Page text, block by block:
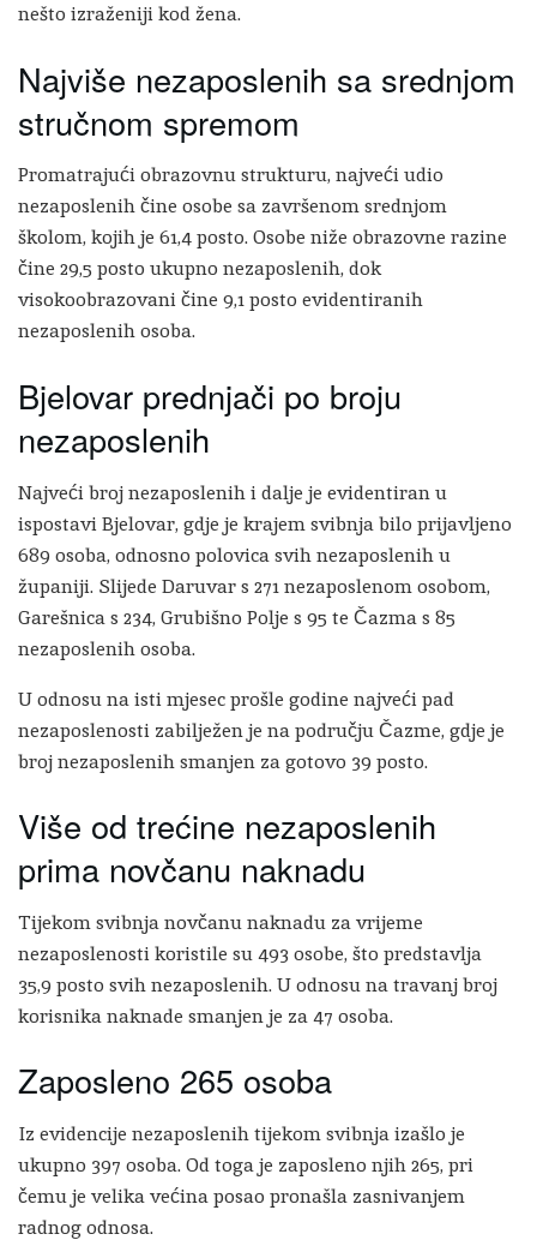
nešto izraženiji kod žena.
Najviše nezaposlenih sa srednjom
stručnom spremom
Promatrajući obrazovnu strukturu, najveći udio
nezaposlenih čine osobe sa završenom srednjom
školom, kojih je 61,4 posto. Osobe niže obrazovne razine
čine 29,5 posto ukupno nezaposlenih, dok
visokoobrazovani čine 9,1 posto evidentiranih
nezaposlenih osoba.
Bjelovar prednjači po broju
nezaposlenih
Najveći broj nezaposlenih i dalje je evidentiran u
ispostavi Bjelovar, gdje je krajem svibnja bilo prijavljeno
689 osoba, odnosno polovica svih nezaposlenih u
županiji. Slijede Daruvar s 271 nezaposlenom osobom,
Garešnica s 234, Grubišno Polje s 95 te Čazma s 85
nezaposlenih osoba.
U odnosu na isti mjesec prošle godine najveći pad
nezaposlenosti zabilježen je na području Čazme, gdje je
broj nezaposlenih smanjen za gotovo 39 posto.
Više od trećine nezaposlenih
prima novčanu naknadu
Tijekom svibnja novčanu naknadu za vrijeme
nezaposlenosti koristile su 493 osobe, što predstavlja
35,9 posto svih nezaposlenih. U odnosu na travanj broj
korisnika naknade smanjen je za 47 osoba.
Zaposleno 265 osoba
Iz evidencije nezaposlenih tijekom svibnja izašlo je
ukupno 397 osoba. Od toga je zaposleno njih 265, pri
čemu je velika većina posao pronašla zasnivanjem
radnog odnosa.